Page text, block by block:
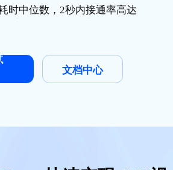
时中位数，2秒内接通率高达
文档中心